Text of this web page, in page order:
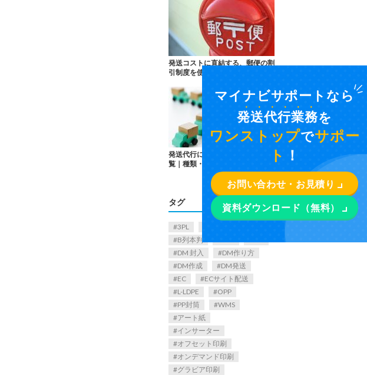
マイナビサポートなら
発送代行業務を
ワンストップでサポー
ト ！
お問い合わせ・お見積り
資料ダウンロード（無料）
発送コストに直結する、郵便の割
引制度を使いこなす。
発送代行におすすめの発送方法一
覧｜種類・特徴まとめ
タグ
3PL
B列本判
DM 封入
DM作り方
DM作成
DM発送
EC
ECサイト配送
L-LDPE
OPP
PP封筒
WMS
アート紙
インサーター
オフセット印刷
オンデマンド印刷
グラビア印刷